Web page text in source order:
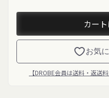
カー
お気
【DROBE会員は送料・返送